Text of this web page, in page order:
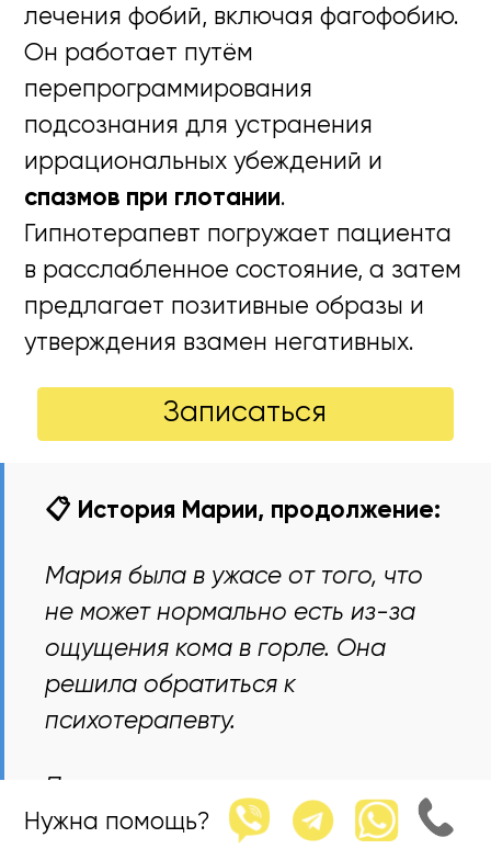
Нужна помощь?
лечения фобий, включая фагофобию.
Он работает путём
перепрограммирования
подсознания для устранения
иррациональных убеждений и
спазмов при глотании.
Гипнотерапевт погружает пациента
в расслабленное состояние, а затем
предлагает позитивные образы и
утверждения взамен негативных.
Записаться
📋 История Марии, продолжение:
Мария была в ужасе от того, что
не может нормально есть из-за
ощущения кома в горле. Она
решила обратиться к
психотерапевту.
Прежде всего психотерапевт
познакомил её с методами